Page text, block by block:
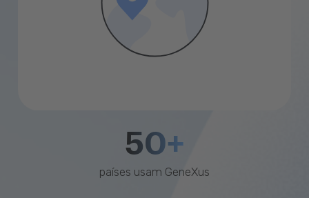
50+
países usam GeneXus